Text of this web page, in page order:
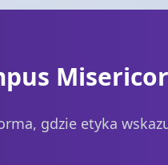
gdzie etyka